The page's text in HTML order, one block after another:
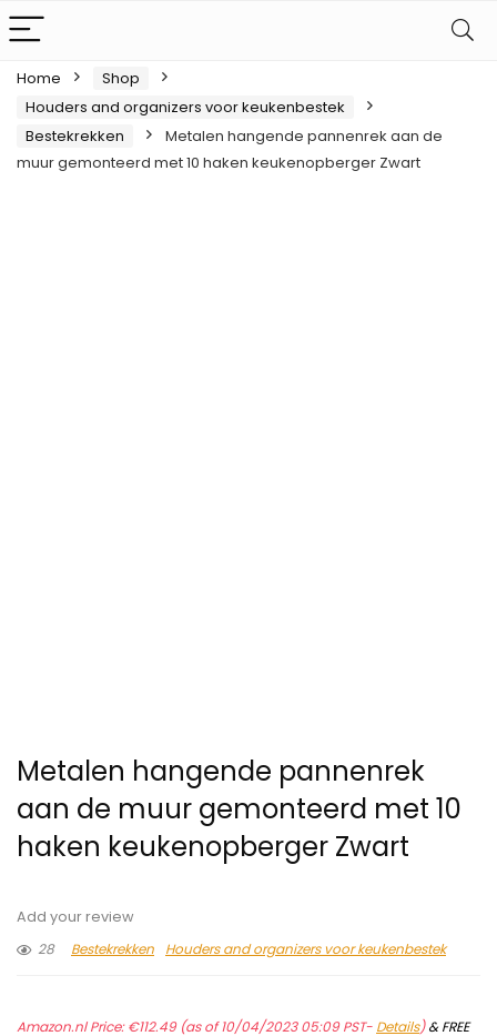
Home
Shop
Houders and organizers voor keukenbestek
Bestekrekken
Metalen hangende pannenrek aan de
muur gemonteerd met 10 haken keukenopberger Zwart
Metalen hangende pannenrek
aan de muur gemonteerd met 10
haken keukenopberger Zwart
Add your review
28
Bestekrekken Houders and organizers voor keukenbestek
Amazon.nl Price:€112.49(as of 10/04/2023 05:09 PST- Details)&FREE